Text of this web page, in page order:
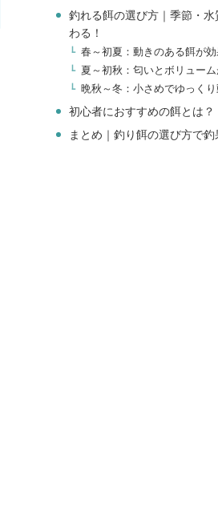
釣れる餌の選び方｜季節・
わる！
春～初夏：動きのある餌が効
夏～初秋：匂いとボリュー
晩秋～冬：小さめでゆっく
初心者におすすめの餌とは？
まとめ｜釣り餌の選び方で釣